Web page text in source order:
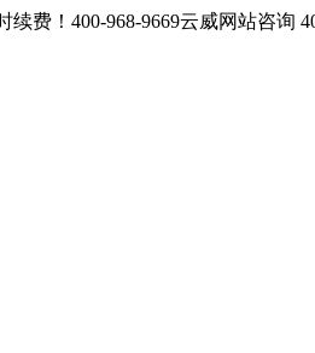
续费！400-968-9669云威网站咨询